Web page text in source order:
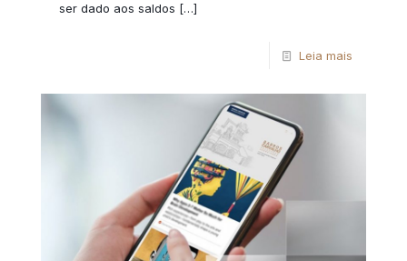
ser dado aos saldos […]
Leia mais